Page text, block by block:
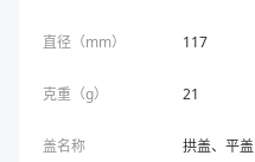
直径（mm） 117
克重（g） 21
盖名称 拱盖、平盖